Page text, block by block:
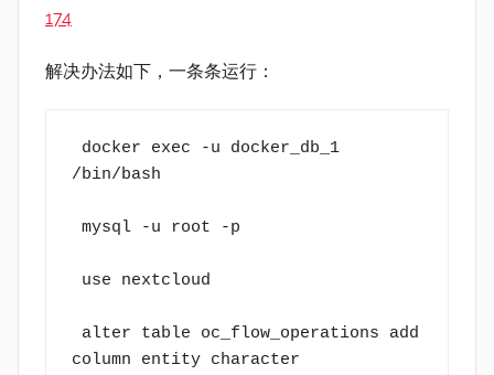
174
解决办法如下，一条条运行：
/bin/bash
mysql -u root -p
use nextcloud
column entity character